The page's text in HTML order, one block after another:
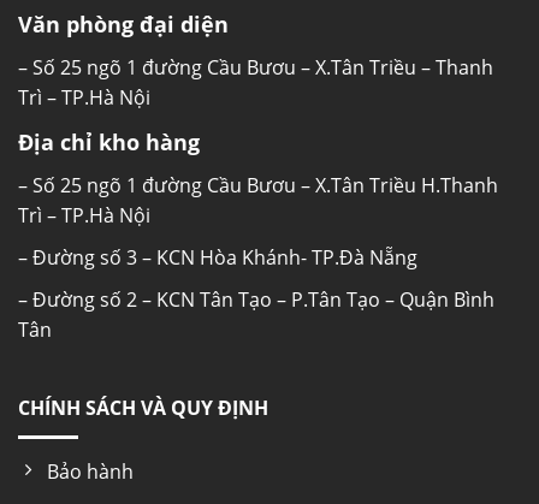
Văn phòng đại diện
– Số 25 ngõ 1 đường Cầu Bươu – X.Tân Triều – Thanh
Trì – TP.Hà Nội
Địa chỉ kho hàng
– Số 25 ngõ 1 đường Cầu Bươu – X.Tân Triều H.Thanh
Trì – TP.Hà Nội
– Đường số 3 – KCN Hòa Khánh- TP.Đà Nẵng
– Đường số 2 – KCN Tân Tạo – P.Tân Tạo – Quận Bình
Tân
CHÍNH SÁCH VÀ QUY ĐỊNH
Bảo hành